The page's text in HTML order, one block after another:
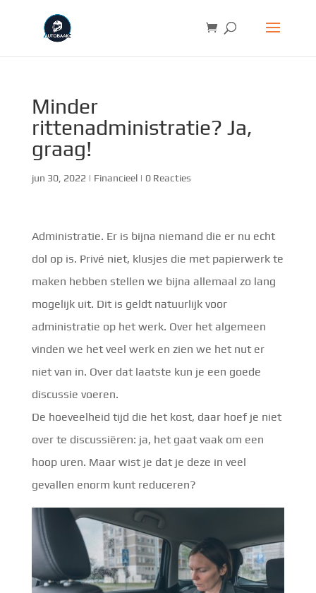
Minder
rittenadministratie? Ja,
graag!
jun 30, 2022 | Financieel| 0 Reacties
Administratie. Er is bijna niemand die er nu echt
dol op is. Privé niet, klusjes die met papierwerk te
maken hebben stellen we bijna allemaal zo lang
mogelijk uit. Dit is geldt natuurlijk voor
administratie op het werk. Over het algemeen
vinden we het veel werk en zien we het nut er
niet van in. Over dat laatste kun je een goede
discussie voeren.
De hoeveelheid tijd die het kost, daar hoef je niet
over te discussiëren: ja, het gaat vaak om een
hoop uren. Maar wist je dat je deze in veel
gevallen enorm kunt reduceren?